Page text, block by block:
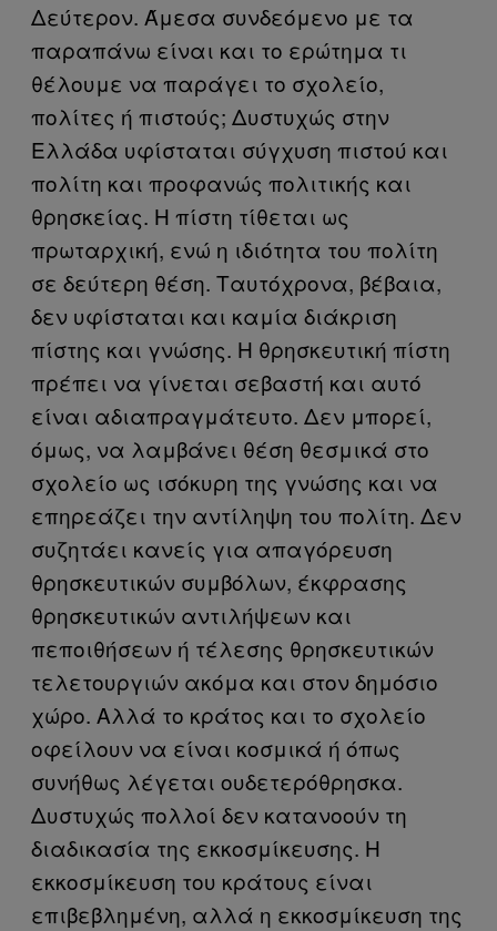
Δεύτερον. Άμεσα συνδεόμενο με τα
παραπάνω είναι και το ερώτημα τι
θέλουμε να παράγει το σχολείο,
πολίτες ή πιστούς; Δυστυχώς στην
Ελλάδα υφίσταται σύγχυση πιστού και
πολίτη και προφανώς πολιτικής και
θρησκείας. Η πίστη τίθεται ως
πρωταρχική, ενώ η ιδιότητα του πολίτη
σε δεύτερη θέση. Ταυτόχρονα, βέβαια,
δεν υφίσταται και καμία διάκριση
πίστης και γνώσης. Η θρησκευτική πίστη
πρέπει να γίνεται σεβαστή και αυτό
είναι αδιαπραγμάτευτο. Δεν μπορεί,
όμως, να λαμβάνει θέση θεσμικά στο
σχολείο ως ισόκυρη της γνώσης και να
επηρεάζει την αντίληψη του πολίτη. Δεν
συζητάει κανείς για απαγόρευση
θρησκευτικών συμβόλων, έκφρασης
θρησκευτικών αντιλήψεων και
πεποιθήσεων ή τέλεσης θρησκευτικών
τελετουργιών ακόμα και στον δημόσιο
χώρο. Αλλά το κράτος και το σχολείο
οφείλουν να είναι κοσμικά ή όπως
συνήθως λέγεται ουδετερόθρησκα.
Δυστυχώς πολλοί δεν κατανοούν τη
διαδικασία της εκκοσμίκευσης. Η
εκκοσμίκευση του κράτους είναι
επιβεβλημένη, αλλά η εκκοσμίκευση της